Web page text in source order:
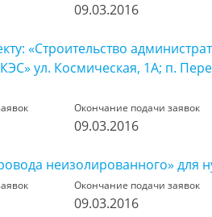
09.03.2016
«Строительство
ул. Космическая, 1А; п.
Окончание подачи заявок
09.03.2016
неизолированного» для
Окончание подачи заявок
09.03.2016